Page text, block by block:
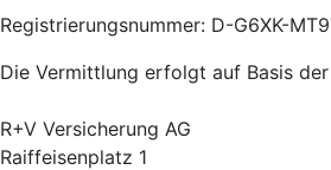
Registrierungsnummer: D-G6XK-
Die Vermittlung erfolgt auf Basis
R+V Versicherung AG
Raiffeisenplatz 1